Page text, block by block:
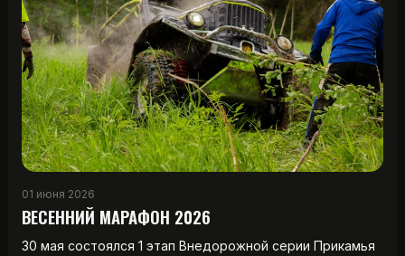
01 июня 2026
ВЕСЕННИЙ МАРАФОН 2026
30 мая состоялся 1 этап Внедорожной серии Прикамья